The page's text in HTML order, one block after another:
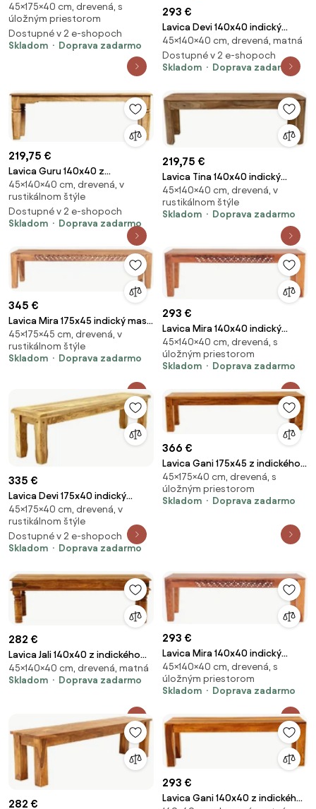
masívu palisander Natural
45×175×40 cm, drevená, s
úložným priestorom
Dostupné v 2 e-shopoch
Skladom
Doprava zadarmo
293 €
Lavica Devi 140x40 indický
masív mango Mango natural
45×140×40 cm, drevená, matná
Dostupné v 2 e-shopoch
Skladom
Doprava zadarmo
219,75 €
Lavica Guru 140x40 z
mangového dreva Mango
natural
45×140×40 cm, drevená, v
rustikálnom štýle
Dostupné v 2 e-shopoch
Skladom
Doprava zadarmo
219,75 €
Lavica Tina 140x40 indický
masív palisander Natural
45×140×40 cm, drevená, v
rustikálnom štýle
Skladom
Doprava zadarmo
345 €
Lavica Mira 175x45 indický masív
palisander Only stain
45×175×45 cm, drevená, v
rustikálnom štýle
Skladom
Doprava zadarmo
293 €
Lavica Mira 140x40 indický
masív palisander Only stain
45×140×40 cm, drevená, s
úložným priestorom
Skladom
Doprava zadarmo
335 €
Lavica Devi 175x40 indický
masív mango Mango natural
45×175×40 cm, drevená, v
rustikálnom štýle
Dostupné v 2 e-shopoch
Skladom
Doprava zadarmo
366 €
Lavica Gani 175x45 z indického
masívu palisander Only stain
45×175×40 cm, drevená, s
úložným priestorom
Skladom
Doprava zadarmo
282 €
Lavica Jali 140x40 z indického
masívu palisander Super
natural
45×140×40 cm, drevená, matná
Skladom
Doprava zadarmo
293 €
Lavica Mira 140x40 indický
masív palisander Super natural
45×140×40 cm, drevená, s
úložným priestorom
Skladom
Doprava zadarmo
282 €
293 €
Lavica Gani 140x40 z indického